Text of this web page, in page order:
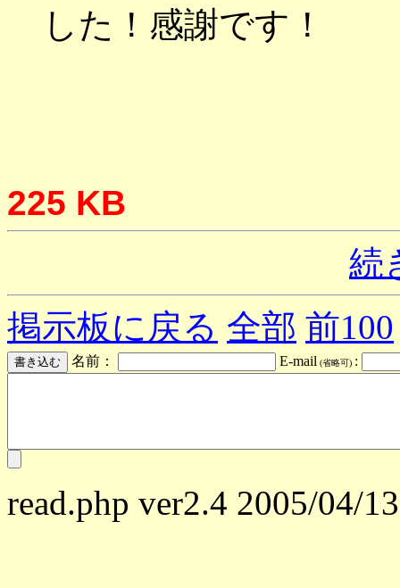
した！感謝です！
225 KB
続
掲示板に戻る 全部 前100
名前： E-mail (省略可) :
read.php ver2.4 2005/04/13